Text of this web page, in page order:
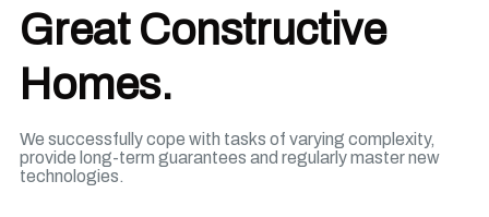
Great Constructive
Homes.
We successfully cope with tasks of varying complexity,
provide long-term guarantees and regularly master new
technologies.